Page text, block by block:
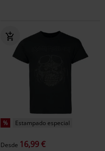
% Estampado especial
Desde 16,99 €